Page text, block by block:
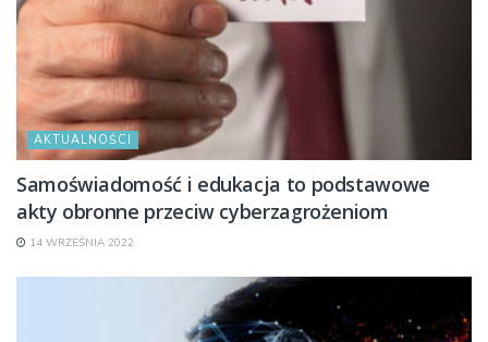
AKTUALNOŚCI
Samoświadomość i edukacja to podstawowe
akty obronne przeciw cyberzagrożeniom
14 WRZEŚNIA 2022